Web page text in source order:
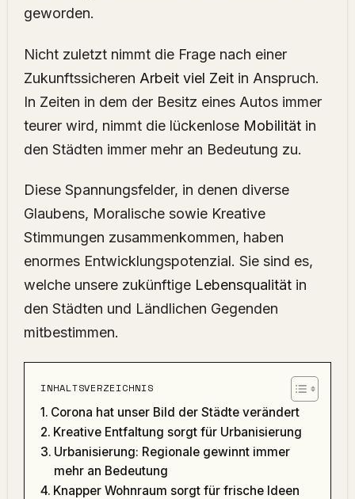
geworden.
Nicht zuletzt nimmt die Frage nach einer
Zukunftssicheren Arbeit viel Zeitin Anspruch.
In Zeiten in dem der Besitz eines Autos immer
teurer wird, nimmt die lückenlose Mobilitätin
den Städten immer mehr an Bedeutung zu.
Diese Spannungsfelder, in denen diverse
Glaubens, Moralische sowie Kreative
Stimmungen zusammenkommen, haben
enormes Entwicklungspotenzial. Sie sind es,
welche unsere zukünftige Lebensqualitätin
den Städten und Ländlichen Gegenden
mitbestimmen.
INHALTSVERZEICHNIS
Corona hat unser Bild der Städte verändert
Kreative Entfaltung sorgt für Urbanisierung
Urbanisierung: Regionale gewinnt immer
mehr an Bedeutung
Knapper Wohnraum sorgt für frische Ideen